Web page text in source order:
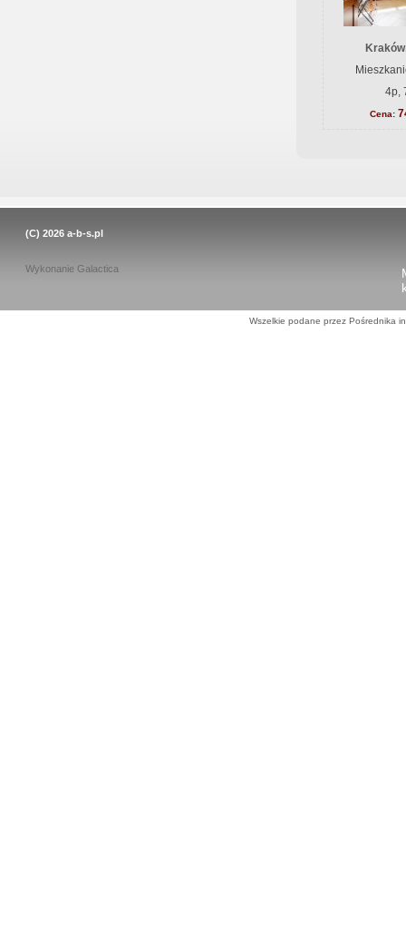
4p,
Cena:
(C) 2026 a-b-s.pl
Wykonanie Galactica
Wszelkie podane przez Pośrednika